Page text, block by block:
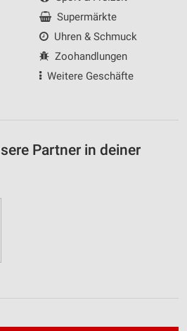
Supermärkte
Uhren & Schmuck
Zoohandlungen
Weitere Geschäfte
Partner in deiner